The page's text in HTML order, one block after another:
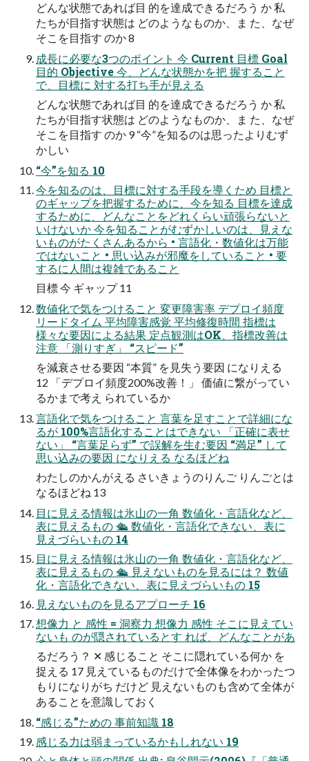
どんな状態であれば目 的を達成できるだろう か 私
たちが目指す状態は どのようなものか、ま た、なぜ
そこを目指す のか 8
成長に必要な3つのポイント 今 Current 目標 Goal
目的 Objective 今、どんな状態かを把 握すること
で、目標に 対する打ち手が見える
どんな状態であれば目 的を達成できるだろう か 私
たちが目指す状態は どのようなものか、ま た、なぜ
そこを目指す のか 9 “今”を知るのは思ったよりむず
かしい
“今”を知る 10
今を知るのは、目標に対する手段を導くため 目標と
のギャップを把握するために、今を知る 目標を達成
するために、どんなことをどれくらい頑張らないと
いけないか 今を知ることがむずかしいのは、見えな
いものがたくさんあるから • 言語化・数値化は万能
ではないこと • 思い込みが邪魔をしていること • 要
するに人間は複雑であること
目標 今 ギャップ 11
数値化で気をつけること 変更障害率 デプロイ頻度
リードタイム 平均障害感覚 平均修復時間 指標は
様々な要因による結果 定点観測はOK、指標改善は
注意 「測りすぎ」 “スピード”
を減衰させる要因 “本質” を見失う要因 になりえる
12 「デプロイ頻度200%改善！」 価値に繋がってい
るかまで考え られているか
言語化で気をつけること 言葉を足すことで詳細にな
るが 100%言語化することはできない 「正確に表せ
ない」 “言葉足らず” で誤解を生む要因 “満足” して
思い込みの要因 になりえる なるほどね
わたしのかんがえる さいきょうのりんご りんごとは
なるほどね 13
目に見える情報は氷山の一角 数値化・言語化など、
表に見えるもの 🛳 数値化・言語化できない、表に
見えづらいもの 14
目に見える情報は氷山の一角 数値化・言語化など、
表に見えるもの 🛳 見えないものを見るには？ 数値
化・言語化できない、表に見えづらいもの 15
見えないものを見るアプローチ 16
想像力 と 感性 = 洞察力 想像力 感性 そこに見えてい
ないも のが隠されているとす れば、どんなことがあ
るだろう？ ✕ 感じること そこに隠れている何か を
捉える 17 見えているものだけで全体像をわかったつ
もりになりがち だけど 見えないものも含めて全体が
あることを意識しておく
“感じる”ための 事前知識 18
感じる力は弱まっているかもしれない 19